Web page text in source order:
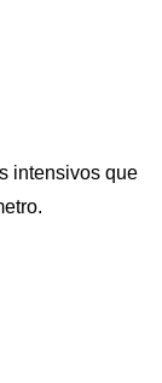
intensivos que